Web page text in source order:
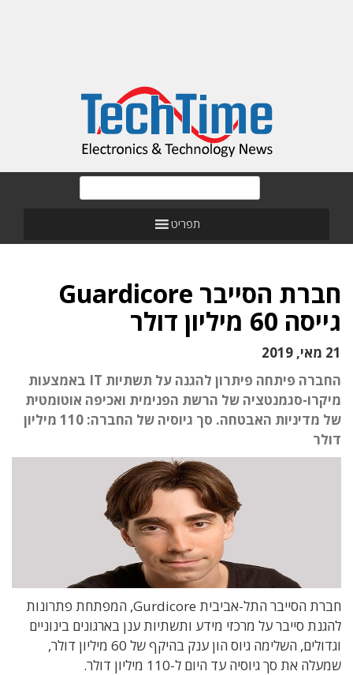
תפריט
חברת הסייבר Guardicore
גייסה 60 מיליון דולר
21 מאי, 2019
החברה פיתחה פיתרון להגנה על תשתיות IT באמצעות
מיקרו-סגמנטציה של הרשת הפנימית ואכיפה אוטומטית
של מדיניות האבטחה. סך גיוסיה של החברה: 110 מיליון
דולר
חברת הסייבר התל-אביבית Gurdicore, המפתחת פתרונות
להגנת סייבר על מרכזי מידע ותשתיות ענן בארגונים בינוניים
וגדולים, השלימה גיוס הון ענק בהיקף של 60 מיליון דולר,
שמעלה את סך גיוסיה עד היום ל-110 מיליון דולר.